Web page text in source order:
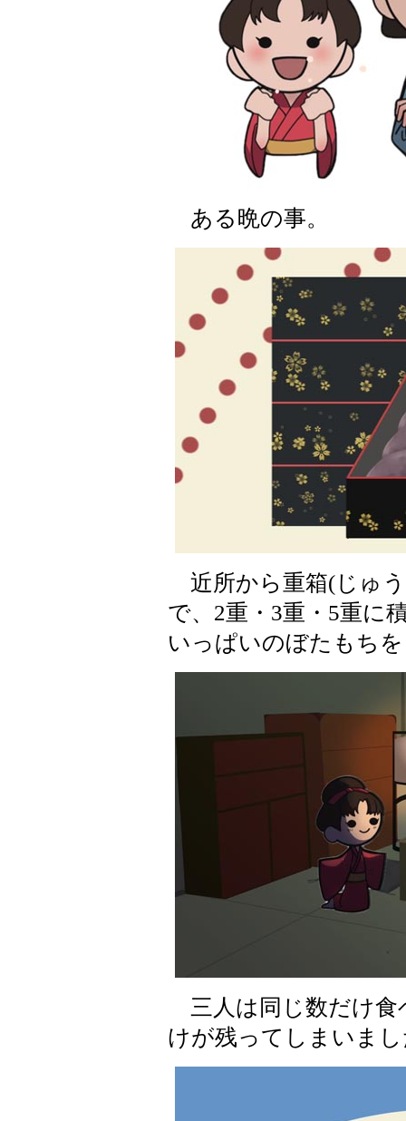
ある晩の事。
近所から重箱(じゅ
で、2重・3重・5重に
いっぱいのぼたもち
三人は同じ数だけ食
けが残ってしまいま